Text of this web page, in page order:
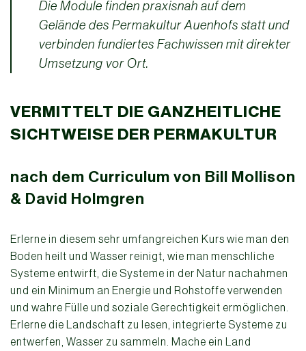
Die Module finden praxisnah auf dem
Gelände des Permakultur Auenhofs statt und
verbinden fundiertes Fachwissen mit direkter
Umsetzung vor Ort.
VERMITTELT DIE GANZHEITLICHE
SICHTWEISE DER PERMAKULTUR
nach dem Curriculum von Bill Mollison
& David Holmgren
Erlerne in diesem sehr umfangreichen Kurs wie man den
Boden heilt und Wasser reinigt, wie man menschliche
Systeme entwirft, die Systeme in der Natur nachahmen
und ein Minimum an Energie und Rohstoffe verwenden
und wahre Fülle und soziale Gerechtigkeit ermöglichen.
Erlerne die Landschaft zu lesen, integrierte Systeme zu
entwerfen, Wasser zu sammeln. Mache ein Land